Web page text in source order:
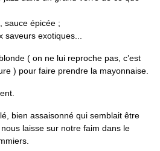
sauce épicée ;
saveurs exotiques...
( on ne lui reproche pas, c’est
) pour faire prendre la mayonnaise.
bien assaisonné qui semblait être
laisse sur notre faim dans le